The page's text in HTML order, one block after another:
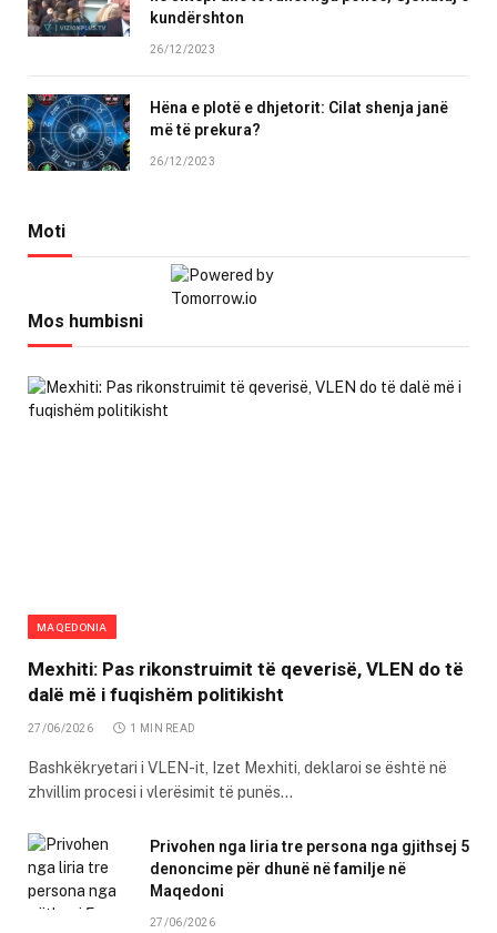
kundërshton
26/12/2023
Hëna e plotë e dhjetorit: Cilat shenja janë
më të prekura?
26/12/2023
Moti
Mos humbisni
MAQEDONIA
Mexhiti: Pas rikonstruimit të qeverisë, VLEN do të
dalë më i fuqishëm politikisht
27/06/2026 1 MIN READ
Bashkëkryetari i VLEN-it, Izet Mexhiti, deklaroi se është në
zhvillim procesi i vlerësimit të punës…
Privohen nga liria tre persona nga gjithsej 5
denoncime për dhunë në familje në
Maqedoni
27/06/2026